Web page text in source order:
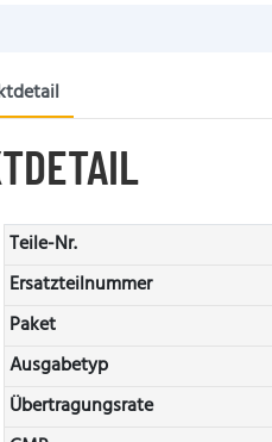
Teile-Nr.
Ersatzteilnummer
Paket
Ausgabetyp
Übertragungsrate